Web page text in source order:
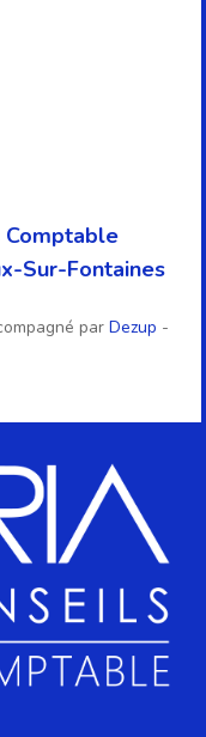
Comptable
Sur-Fontaines
par Dezup -